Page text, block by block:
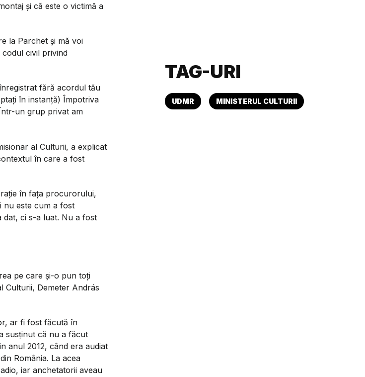
și că este o victimă a
la Parchet și mă voi
civil privind
fără acordul tău
în instanță) Împotriva
un grup privat am
al Culturii, a explicat
în care a fost
în fața procurorului,
nu este cum a fost
dat, ci s-a luat. Nu a fost
pe care și-o pun toți
Culturii, Demeter András
ar fi fost făcută în
susținut că nu a făcut
anul 2012, când era audiat
România. La acea
iar anchetatorii aveau
TAG-URI
UDMR MINISTERUL CULTURII